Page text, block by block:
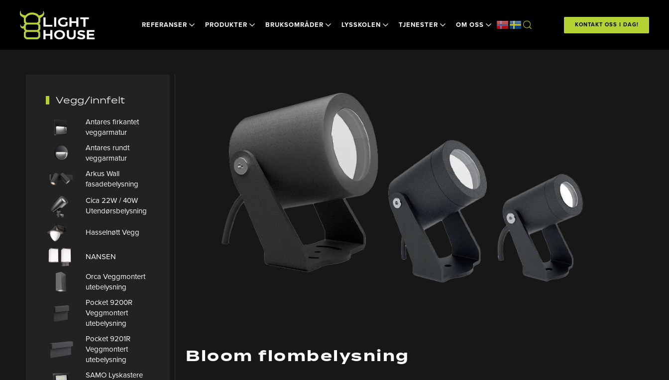
Skip to main content REFERANSER PRODUKTER BRUKSOMRÅDER LYSSKOLEN TJENESTER OM OSS KONTAKT OSS I DAG!
Bloom flombelysning
Vegg/innfelt
Antares firkantet
veggarmatur
Antares rundt
veggarmatur
Arkus Wall
fasadebelysning
Cica 22W / 40W
Utendørsbelysning
Hasselnøtt Vegg
NANSEN
Orca Veggmontert
utebelysning
Pocket 9200R
Veggmontert
utebelysning
Pocket 9201R
Veggmontert
utebelysning
SAMO Lyskastere